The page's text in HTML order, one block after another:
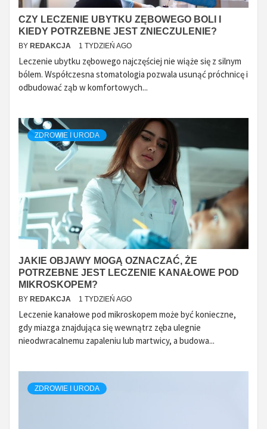
CZY LECZENIE UBYTKU ZĘBOWEGO BOLI I
KIEDY POTRZEBNE JEST ZNIECZULENIE?
BY REDAKCJA 1 TYDZIEŃ AGO
Leczenie ubytku zębowego najczęściej nie wiąże się z silnym
bólem. Współczesna stomatologia pozwala usunąć próchnicę i
odbudować ząb w komfortowych...
ZDROWIE I URODA
JAKIE OBJAWY MOGĄ OZNACZAĆ, ŻE
POTRZEBNE JEST LECZENIE KANAŁOWE POD
MIKROSKOPEM?
BY REDAKCJA 1 TYDZIEŃ AGO
Leczenie kanałowe pod mikroskopem może być konieczne,
gdy miazga znajdująca się wewnątrz zęba ulegnie
nieodwracalnemu zapaleniu lub martwicy, a budowa...
ZDROWIE I URODA